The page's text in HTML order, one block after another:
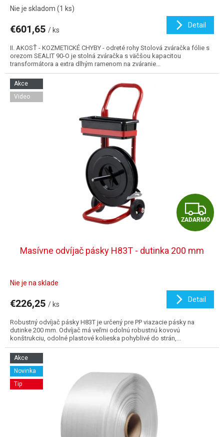
Nie je skladom (1 ks)
€601,65 / ks
Detail
II. AKOSŤ - KOZMETICKÉ CHYBY - odreté rohy Stolová zváračka fólie s
orezom SEALIT 90-O je stolná zváračka s väčšou kapacitou
transformátora a extra dlhým ramenom na zváranie...
Akce
Video
Z
A
R
M
ZADARMO
Masívne odvíjač pásky H83T - dutinka 200 mm
Nie je na sklade
€226,25 / ks
Detail
Robustný odvíjač pásky H83T je určený pre PP viazacie pásky na
dutinke 200 mm. Odvíjač má veľmi odolnú robustnú kovovú
konštrukciu, odolné plastové kolieska pohyblivé do strán,...
Akce
Novinka
Tip